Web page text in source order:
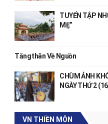
TUYỂN TẬP
MẸ”
Tăng thân Về Nguồn
CHÙM ẢNH
NGÀY THỨ 2
VN THIỀN MÔN